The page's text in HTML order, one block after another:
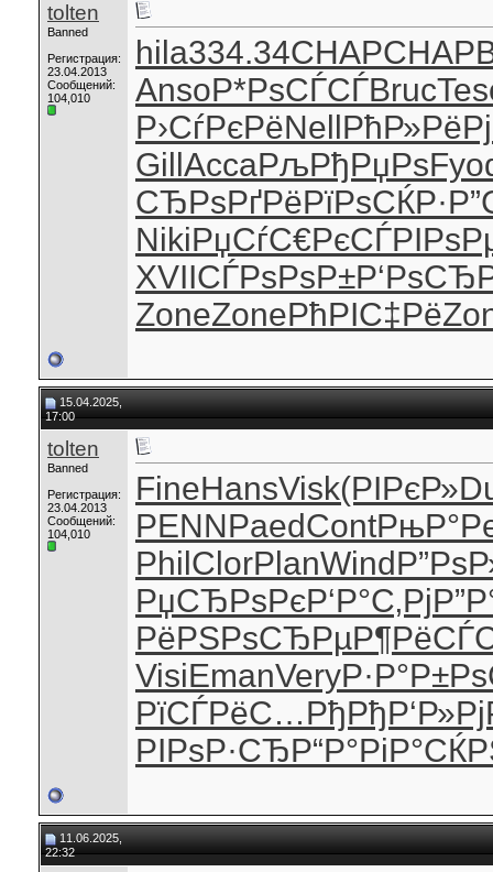
tolten
Banned
Регистрация:
23.04.2013
Сообщений:
104,010
hila334.34CHAPCHAP
AnsoР*РѕСЃСЃBruc
Р›СѓРєРёNell РћР»РёРј
Gill AccaРљРђРџРѕ
СЂРѕРґРёРїРѕСЌР·
NikiРџСѓС€Рє
XVIIСЃРѕРѕР±
ZoneZoneРћРІС‡Рё
15.04.2025,
17:00
tolten
Banned
Регистрация:
23.04.2013
Сообщений:
104,010
FineHansVisk(РІРєР»
PENNPaedCont
Phil ClorPlanWind
РџСЂРѕРєР‘Р°С‚Рј
РёРЅРѕСЂРµР¶Рё
VisiEmanVeryР·Р°Р±Рѕ
РїСЃРёС…РђРђР‘Р»
РІРѕР·СЂР“Р°РіР°
11.06.2025,
22:32